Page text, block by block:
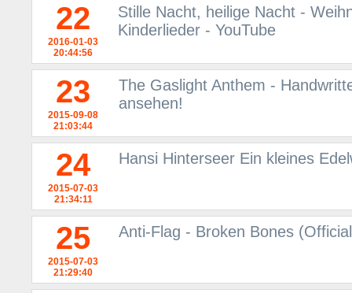
22
2016-01-03
20:44:56
Stille Nacht, heilige Nacht -
Kinderlieder - YouTube
23
2015-09-08
21:03:44
The Gaslight Anthem -
ansehen!
24
2015-07-03
21:34:11
Hansi Hinterseer Ein kleines
25
2015-07-03
21:29:40
Anti-Flag - Broken Bones